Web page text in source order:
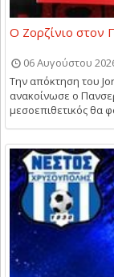
Ο Ζορζίνιο στον
06 Αυγούστου
Την απόκτηση του
ανακοίνωσε ο
μεσοεπιθετικός θα